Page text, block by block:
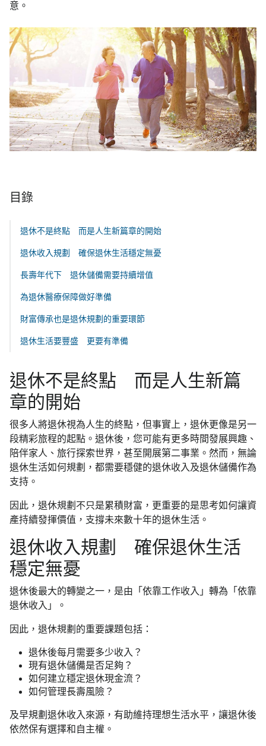
意。
目錄
退休不是終點 而是人生新篇章的開始
退休收入規劃 確保退休生活穩定無憂
長壽年代下 退休儲備需要持續增值
為退休醫療保障做好準備
財富傳承也是退休規劃的重要環節
退休生活要豐盛 更要有準備
退休不是終點 而是人生新篇
章的開始
很多人將退休視為人生的終點，但事實上，退休更像是另一
段精彩旅程的起點。退休後，您可能有更多時間發展興趣、
陪伴家人、旅行探索世界，甚至開展第二事業。然而，無論
退休生活如何規劃，都需要穩健的退休收入及退休儲備作為
支持。
因此，退休規劃不只是累積財富，更重要的是思考如何讓資
產持續發揮價值，支撐未來數十年的退休生活。
退休收入規劃 確保退休生活
穩定無憂
退休後最大的轉變之一，是由「依靠工作收入」轉為「依靠
退休收入」。
因此，退休規劃的重要課題包括：
退休後每月需要多少收入？
現有退休儲備是否足夠？
如何建立穩定退休現金流？
如何管理長壽風險？
及早規劃退休收入來源，有助維持理想生活水平，讓退休後
依然保有選擇和自主權。